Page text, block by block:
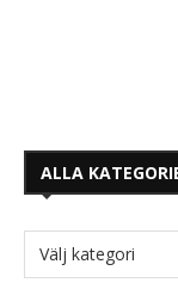
ALLA